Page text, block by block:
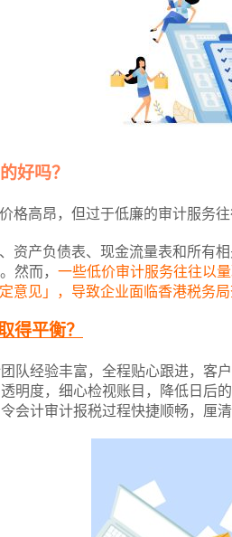
好吗？
格高昂，但过于低廉的审计服务
资产负债表、现金流量表和所有
然而， 一些低价审计服务往往以
意见」，导致企业面临香港税务局
得平衡？
队经验丰富，全程贴心跟进，客户
明度，细心检视账目，降低日后
会计审计报税过程快捷顺畅，厘